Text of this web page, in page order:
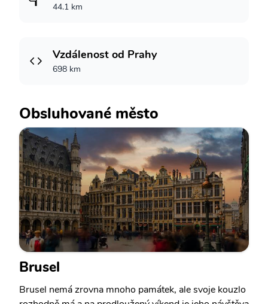
44.1 km
Vzdálenost od Prahy
698 km
Obsluhované město
Brusel
Brusel nemá zrovna mnoho památek, ale svoje kouzlo